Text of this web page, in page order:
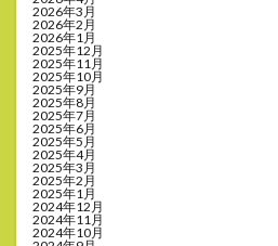
2026年3月
2026年2月
2026年1月
2025年12月
2025年11月
2025年10月
2025年9月
2025年8月
2025年7月
2025年6月
2025年5月
2025年4月
2025年3月
2025年2月
2025年1月
2024年12月
2024年11月
2024年10月